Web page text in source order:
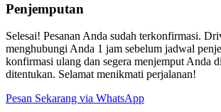
Penjemputan
Selesai! Pesanan Anda sudah terkonfirmasi.
menghubungi Anda 1 jam sebelum jadwal
konfirmasi ulang dan segera menjemput Anda
ditentukan. Selamat menikmati perjalanan!
Pesan Sekarang via WhatsApp